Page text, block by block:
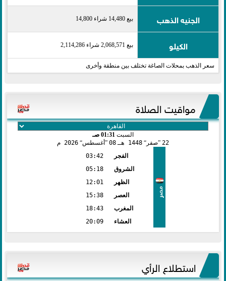
الجنيه الذهب بيع 14,480 شراء 14,800
الكيلو بيع 2,068,571 شراء 2,114,286
سعر الذهب بمحلات الصاغة تختلف بين منطقة وأخرى
مواقيت الصلاة
السبت 01:31 صـ
22
صفر 1448 هـ 08 أغسطس 2026 م
مصر
الفجر
03:42
الشروق
05:18
الظهر
12:01
العصر
15:38
المغرب
18:43
العشاء
20:09
استطلاع الرأي